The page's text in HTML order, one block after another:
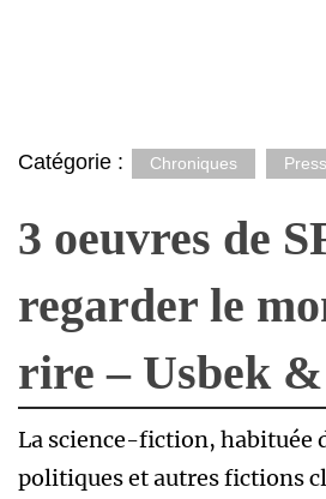
Catégorie : Chroniques
3 oeuvres de
regarder le
rire – Usbek
La science-fiction, habituée
politiques et autres fictions